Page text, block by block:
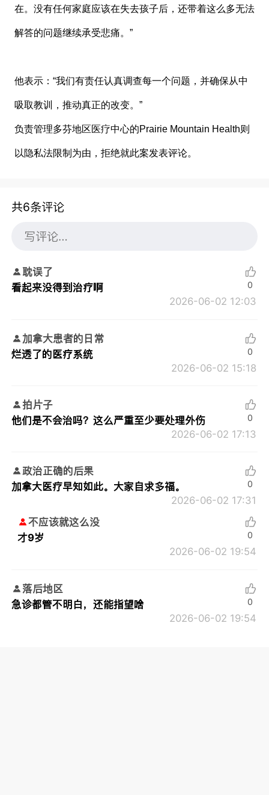
在。没有任何家庭应该在失去孩子后，还带着这么多无法
解答的问题继续承受悲痛。”
他表示：“我们有责任认真调查每一个问题，并确保从中
吸取教训，推动真正的改变。”
负责管理多芬地区医疗中心的Prairie Mountain Health则
以隐私法限制为由，拒绝就此案发表评论。
共6条评论
耽误了
看起来没得到治疗啊
2026-06-02 12:03
0
加拿大患者的日常
烂透了的医疗系统
2026-06-02 15:18
0
拍片子
他们是不会治吗？这么严重至少要处理外伤
2026-06-02 17:13
0
政治正确的后果
加拿大医疗早知如此。大家自求多福。
2026-06-02 17:31
0
不应该就这么没
才9岁
2026-06-02 19:54
0
落后地区
急诊都管不明白，还能指望啥
2026-06-02 19:54
0